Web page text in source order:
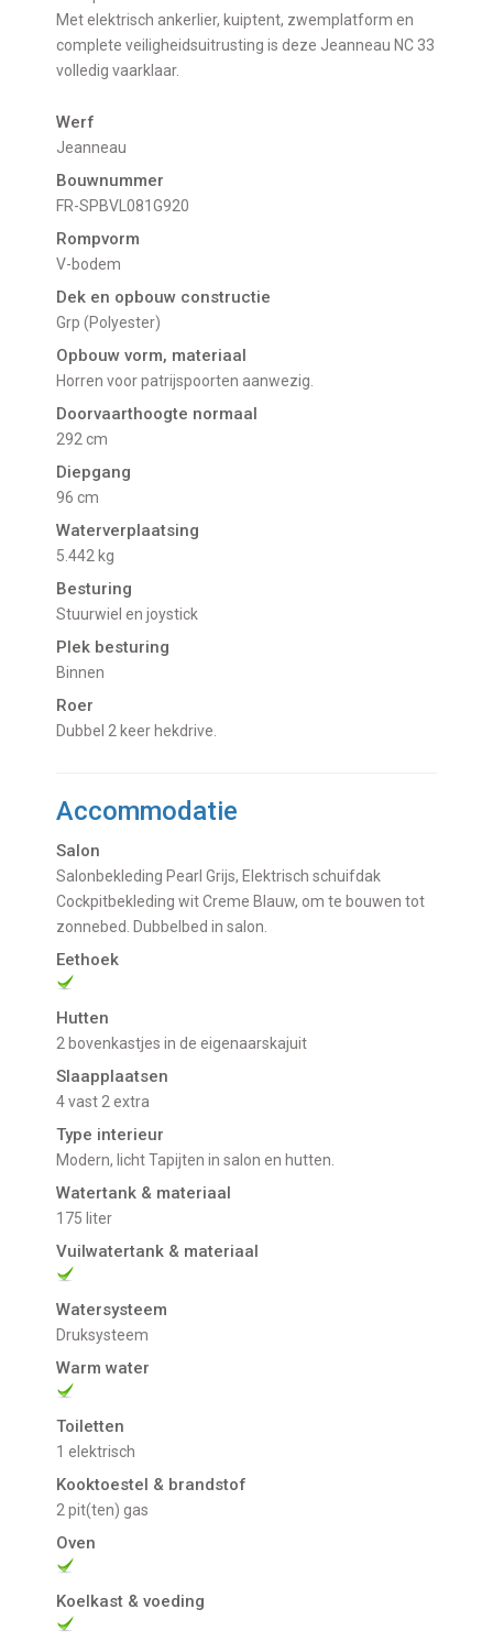
Met elektrisch ankerlier, kuiptent, zwemplatform en
complete veiligheidsuitrusting is deze Jeanneau NC 33
volledig vaarklaar.
Werf
Jeanneau
Bouwnummer
FR-SPBVL081G920
Rompvorm
V-bodem
Dek en opbouw constructie
Grp (Polyester)
Opbouw vorm, materiaal
Horren voor patrijspoorten aanwezig.
Doorvaarthoogte normaal
292 cm
Diepgang
96 cm
Waterverplaatsing
5.442 kg
Besturing
Stuurwiel en joystick
Plek besturing
Binnen
Roer
Dubbel 2 keer hekdrive.
Accommodatie
Salon
Salonbekleding Pearl Grijs, Elektrisch schuifdak
Cockpitbekleding wit Creme Blauw, om te bouwen tot
zonnebed. Dubbelbed in salon.
Eethoek
Hutten
2 bovenkastjes in de eigenaarskajuit
Slaapplaatsen
4 vast 2 extra
Type interieur
Modern, licht Tapijten in salon en hutten.
Watertank & materiaal
175 liter
Vuilwatertank & materiaal
Watersysteem
Druksysteem
Warm water
Toiletten
1 elektrisch
Kooktoestel & brandstof
2 pit(ten) gas
Oven
Koelkast & voeding